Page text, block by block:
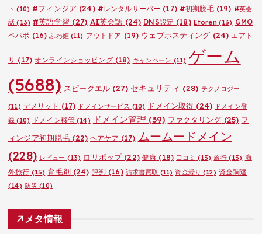
ト (10) #フィンジア (24) #レンタルサーバー (17) #初期脱毛(19) #英会
話 (13) #英語学習 (27) AI英会話 (24) DNS設定 (18) Etoren(13) GMO
ペパボ (16) ふわ姫(11) アウトドア (19) ウェブホスティング (24) エアト
リ (17) オンラインショッピング(18) キャンペーン (11) ゲーム
(5688) スピークエル(27) セキュリティ (28) テクノロジー
(11) デメリット (17) ドメインサービス (10) ドメイン取得 (24) ドメイン登
録 (10) ドメイン移管(14) ドメイン管理 (39) ファクタリング (25) フ
ィンジア初期脱毛 (22) ヘアケア (17) ムームードメイン
(228) レビュー (13) ロリポップ(22) 健康 (18) 口コミ (13) 旅行(13) 海
外旅行 (15) 育毛剤(24) 評判 (16) 請求書買取 (11) 資金繰り (12) 資金調達
(14) 防災 (10)
メタ情報